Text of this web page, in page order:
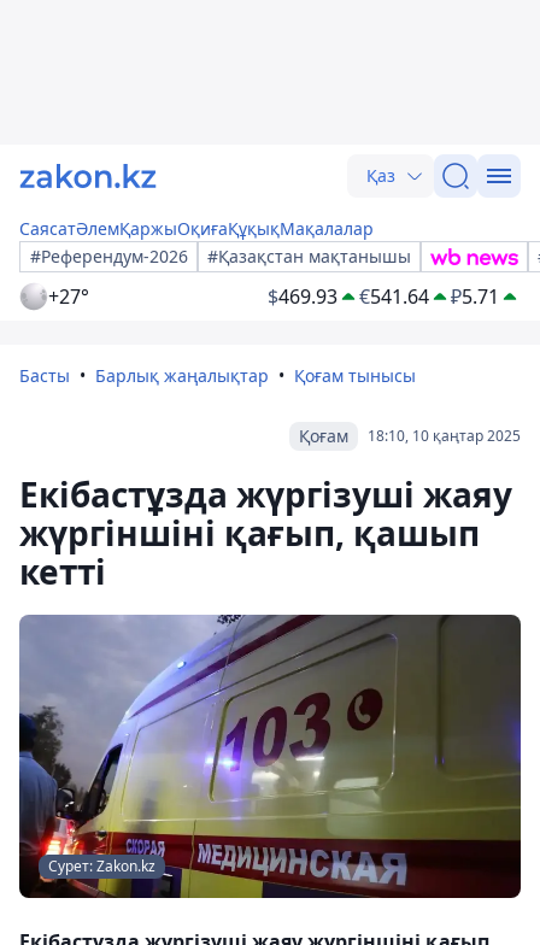
Қаз
СаясатӘлемҚаржыОқиғаҚұқықМақалалар
#Референдум-2026
#Қазақстан мақтанышы
+27° $469.93 €541.64 ₽5.71
Басты Барлық жаңалықтар Қоғам тынысы
18:10, 10 қаңтар 2025
Қоғам
Екібастұзда жүргізуші жаяу
жүргіншіні қағып, қашып
кетті
Сурет: Zakon.kz